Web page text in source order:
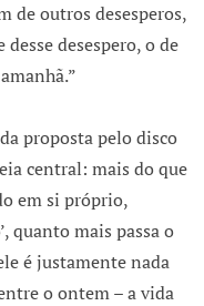
de outros desesperos,
desespero, o de
proposta pelo disco
central: mais do que
em si próprio,
quanto mais passa o
é justamente nada
o ontem – a vida